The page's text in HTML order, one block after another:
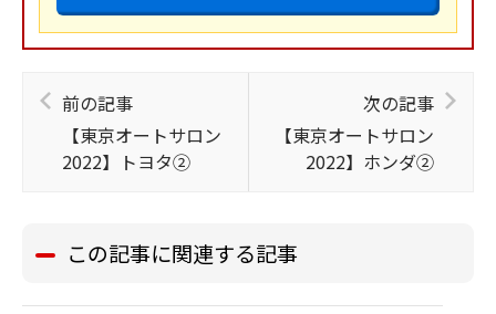
前の記事
【東京オートサロン
2022】トヨタ②
次の記事
【東京オートサロン
2022】ホンダ②
この記事に関連する記事